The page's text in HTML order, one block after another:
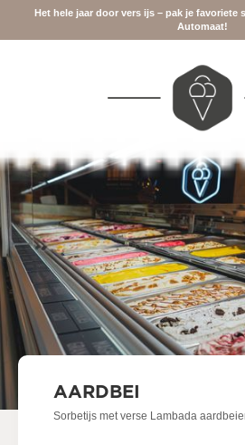
Het hele jaar door vers ijs – pak je favoriete
Automaat!
AARDBEI
Sorbetijs met verse Lambada